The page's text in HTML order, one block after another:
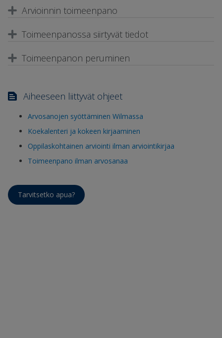
Arvioinnin toimeenpano
Toimeenpanossa siirtyvät tiedot
Toimeenpanon peruminen
Aiheeseen liittyvät ohjeet
Arvosanojen syöttäminen Wilmassa
Koekalenteri ja kokeen kirjaaminen
Oppilaskohtainen arviointi ilman arviointikirjaa
Toimeenpano ilman arvosanaa
Tarvitsetko apua?